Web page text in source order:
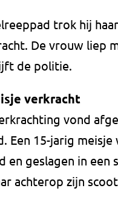
trok hij
De vrouw liep
de politie.
verkracht
vond
Een 15-jarig
en geslagen in een
achterop zijn